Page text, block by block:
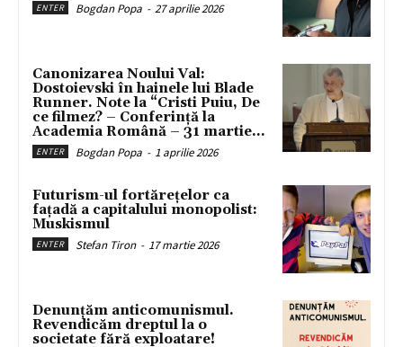
ENTER Bogdan Popa - 27 aprilie 2026
Canonizarea Noului Val:
Dostoievski în hainele lui Blade
Runner. Note la “Cristi Puiu, De
ce filmez? – Conferință la
Academia Română – 31 martie...
ENTER Bogdan Popa - 1 aprilie 2026
Futurism-ul fortărețelor ca
fațadă a capitalului monopolist:
Muskismul
ENTER Stefan Tiron - 17 martie 2026
Denunțăm anticomunismul.
Revendicăm dreptul la o
societate fără exploatare!